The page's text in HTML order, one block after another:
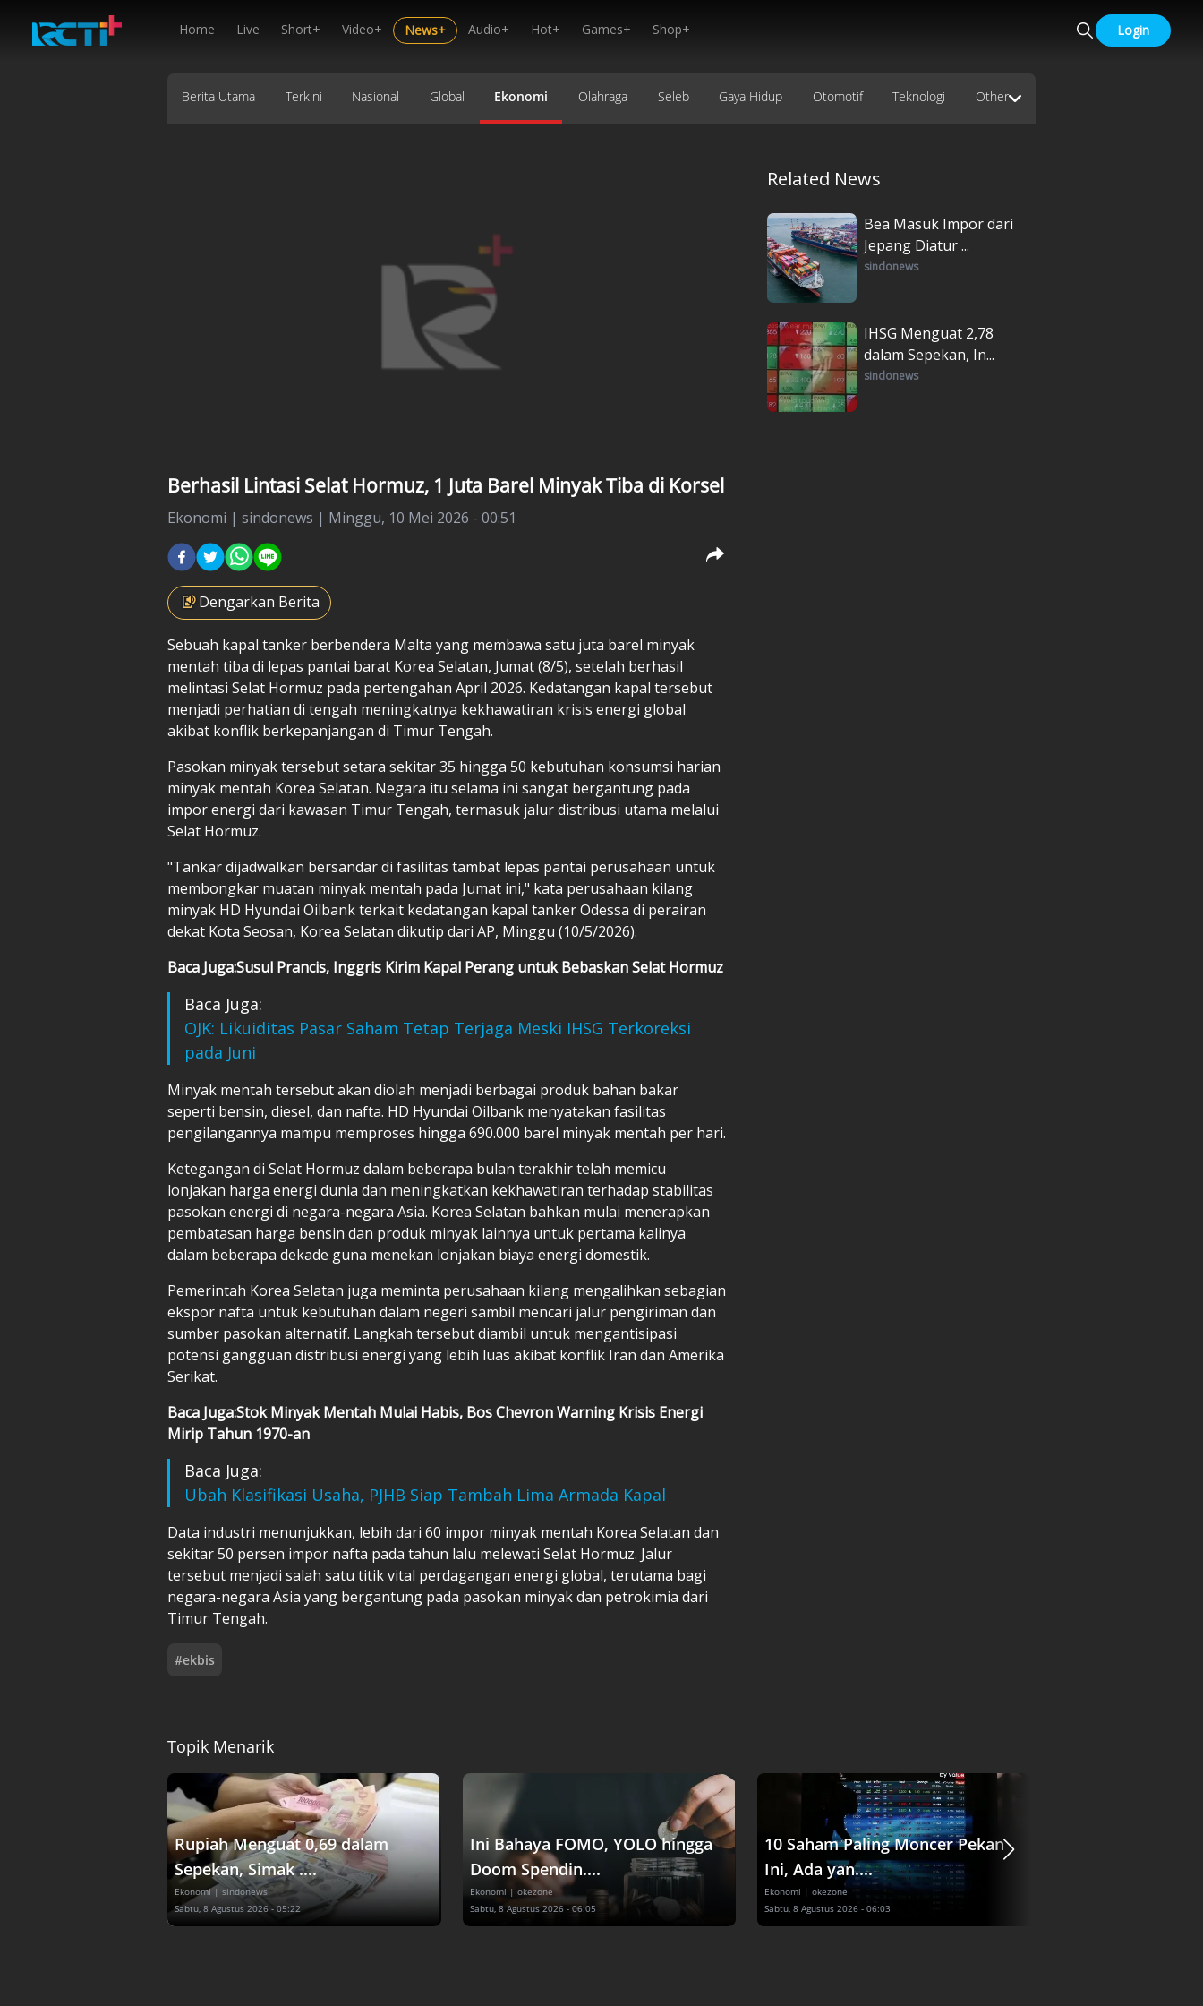
Home Live Short+ Video+ News+ Audio+ Hot+ Games+ Shop+ Login
Berita Utama Terkini Nasional Global Ekonomi Olahraga Seleb Gaya Hidup Otomotif Teknologi Other
Berhasil Lintasi Selat Hormuz, 1 Juta Barel Minyak Tiba di Korsel
Ekonomi | sindonews | Minggu, 10 Mei 2026 - 00:51
Dengarkan Berita
Sebuah kapal tanker berbendera Malta yang membawa satu juta barel minyak
mentah tiba di lepas pantai barat Korea Selatan, Jumat (8/5), setelah berhasil
melintasi Selat Hormuz pada pertengahan April 2026. Kedatangan kapal tersebut
menjadi perhatian di tengah meningkatnya kekhawatiran krisis energi global
akibat konflik berkepanjangan di Timur Tengah.
Pasokan minyak tersebut setara sekitar 35 hingga 50 kebutuhan konsumsi harian
minyak mentah Korea Selatan. Negara itu selama ini sangat bergantung pada
impor energi dari kawasan Timur Tengah, termasuk jalur distribusi utama melalui
Selat Hormuz.
"Tankar dijadwalkan bersandar di fasilitas tambat lepas pantai perusahaan untuk
membongkar muatan minyak mentah pada Jumat ini," kata perusahaan kilang
minyak HD Hyundai Oilbank terkait kedatangan kapal tanker Odessa di perairan
dekat Kota Seosan, Korea Selatan dikutip dari AP, Minggu (10/5/2026).
Baca Juga:Susul Prancis, Inggris Kirim Kapal Perang untuk Bebaskan Selat Hormuz
Baca Juga:
OJK: Likuiditas Pasar Saham Tetap Terjaga Meski IHSG Terkoreksi
pada Juni
Minyak mentah tersebut akan diolah menjadi berbagai produk bahan bakar
seperti bensin, diesel, dan nafta. HD Hyundai Oilbank menyatakan fasilitas
pengilangannya mampu memproses hingga 690.000 barel minyak mentah per hari.
Ketegangan di Selat Hormuz dalam beberapa bulan terakhir telah memicu
lonjakan harga energi dunia dan meningkatkan kekhawatiran terhadap stabilitas
pasokan energi di negara-negara Asia. Korea Selatan bahkan mulai menerapkan
pembatasan harga bensin dan produk minyak lainnya untuk pertama kalinya
dalam beberapa dekade guna menekan lonjakan biaya energi domestik.
Pemerintah Korea Selatan juga meminta perusahaan kilang mengalihkan sebagian
ekspor nafta untuk kebutuhan dalam negeri sambil mencari jalur pengiriman dan
sumber pasokan alternatif. Langkah tersebut diambil untuk mengantisipasi
potensi gangguan distribusi energi yang lebih luas akibat konflik Iran dan Amerika
Serikat.
Baca Juga:Stok Minyak Mentah Mulai Habis, Bos Chevron Warning Krisis Energi
Mirip Tahun 1970-an
Baca Juga:
Ubah Klasifikasi Usaha, PJHB Siap Tambah Lima Armada Kapal
Data industri menunjukkan, lebih dari 60 impor minyak mentah Korea Selatan dan
sekitar 50 persen impor nafta pada tahun lalu melewati Selat Hormuz. Jalur
tersebut menjadi salah satu titik vital perdagangan energi global, terutama bagi
negara-negara Asia yang bergantung pada pasokan minyak dan petrokimia dari
Timur Tengah.
#ekbis
Related News
Bea Masuk Impor dari
Jepang Diatur ...
sindonews
IHSG Menguat 2,78
dalam Sepekan, In...
sindonews
Topik Menarik
Rupiah Menguat 0,69 dalam
Sepekan, Simak ....
Ekonomi | sindonews
Sabtu, 8 Agustus 2026 - 05:22
Ini Bahaya FOMO, YOLO hingga
Doom Spendin....
Ekonomi | okezone
Sabtu, 8 Agustus 2026 - 06:05
10 Saham Paling Moncer Pekan
Ini, Ada yan....
Ekonomi | okezone
Sabtu, 8 Agustus 2026 - 06:03